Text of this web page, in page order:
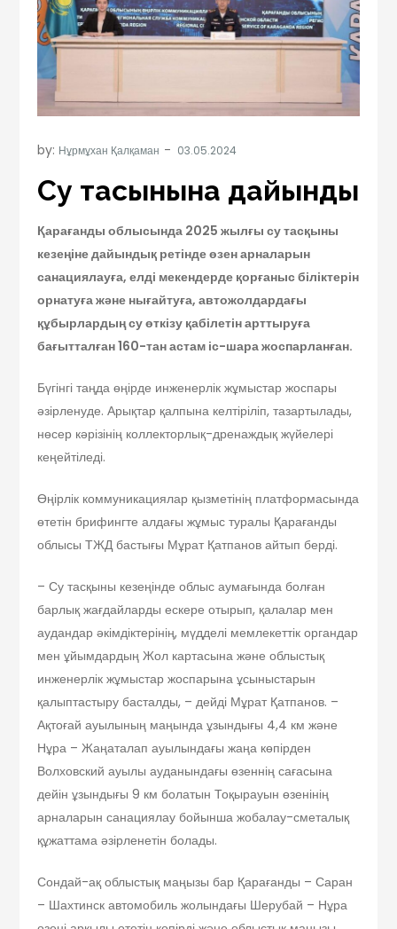
by: Нұрмұхан Қалқаман
Су тасқынына дайындық
Қарағанды облысында 2025 жылғы су тасқыны
кезеңіне дайындық ретінде өзен арналарын
санациялауға, елді мекендерде қорғаныс біліктерін
орнатуға және нығайтуға, автожолдардағы
құбырлардың су өткізу қабілетін арттыруға
бағытталған 160-тан астам іс-шара жоспарланған.
Бүгінгі таңда өңірде инженерлік жұмыстар жоспары
әзірленуде. Арықтар қалпына келтіріліп, тазартылады,
нөсер кәрізінің коллекторлық-дренаждық жүйелері
кеңейтіледі.
Өңірлік коммуникациялар қызметінің платформасында
өтетін брифингте алдағы жұмыс туралы Қарағанды
облысы ТЖД бастығы Мұрат Қатпанов айтып берді.
– Су тасқыны кезеңінде облыс аумағында болған
барлық жағдайларды ескере отырып, қалалар мен
аудандар әкімдіктерінің, мүдделі мемлекеттік органдар
мен ұйымдардың Жол картасына және облыстық
инженерлік жұмыстар жоспарына ұсыныстарын
қалыптастыру басталды, – дейді Мұрат Қатпанов. –
Ақтоғай ауылының маңында ұзындығы 4,4 км және
Нұра – Жаңаталап ауылындағы жаңа көпірден
Волховский ауылы ауданындағы өзеннің сағасына
дейін ұзындығы 9 км болатын Тоқырауын өзенінің
арналарын санациялау бойынша жобалау-сметалық
құжаттама әзірленетін болады.
Сондай-ақ облыстық маңызы бар Қарағанды – Саран
– Шахтинск автомобиль жолындағы Шерубай – Нұра